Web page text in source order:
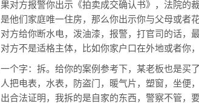
果对方报警你出示《拍卖成交确认书》，法院的
是他们家庭唯一住房，那么你出示你与父母或者
对方给你断水电，泼油漆，报警，打官司的话，
对方不是适格主体，比如你家户口在外地或者你
一个字：拆。给你的案例参考下，某老板也是买
人把电表，水表，防盗门，暖气片，塑窗，坐便
出合法证明，我拆的是自家的东西，警察不管，